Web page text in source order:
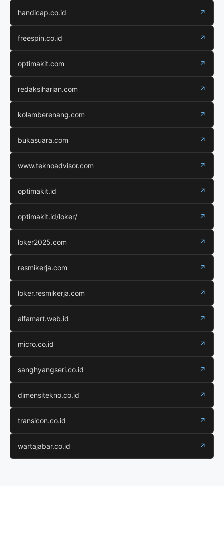
handicap.co.id ↗
freespin.co.id ↗
optimakit.com ↗
redaksiharian.com ↗
kolamberenang.com ↗
bukasuara.com ↗
www.teknoadvisor.com ↗
optimakit.id ↗
optimakit.id/loker/ ↗
loker2025.com ↗
resmikerja.com ↗
loker.resmikerja.com ↗
alfamart.web.id ↗
micro.co.id ↗
sanghyangseri.co.id ↗
dimensitekno.co.id ↗
transicon.co.id ↗
wartajabar.co.id ↗